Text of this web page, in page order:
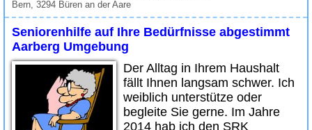
Bern, 3294 Büren an der Aare
Seniorenhilfe auf Ihre Bedürfnisse abgestimmt
Aarberg Umgebung
Der Alltag in Ihrem Haushalt
fällt Ihnen langsam schwer. Ich
weiblich unterstütze oder
begleite Sie gerne. Im Jahre
2014 hab ich den SRK